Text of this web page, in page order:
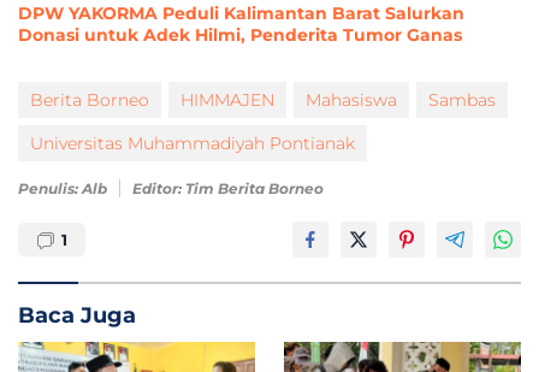
DPW YAKORMA Peduli Kalimantan Barat Salurkan
Donasi untuk Adek Hilmi, Penderita Tumor Ganas
Berita Borneo HIMMAJEN Mahasiswa
Sambas
Universitas Muhammadiyah Pontianak
Penulis: Alb Editor: Tim Berita Borneo
1
Baca Juga